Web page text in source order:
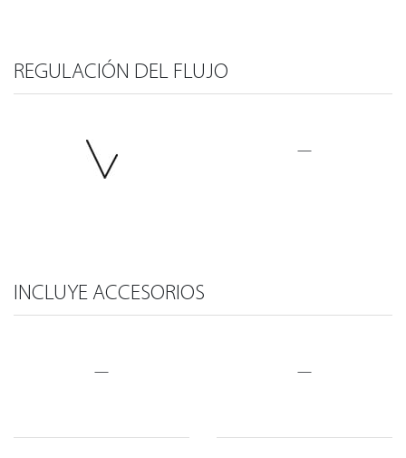
REGULACIÓN DEL FLUJO
—
INCLUYE ACCESORIOS
— —